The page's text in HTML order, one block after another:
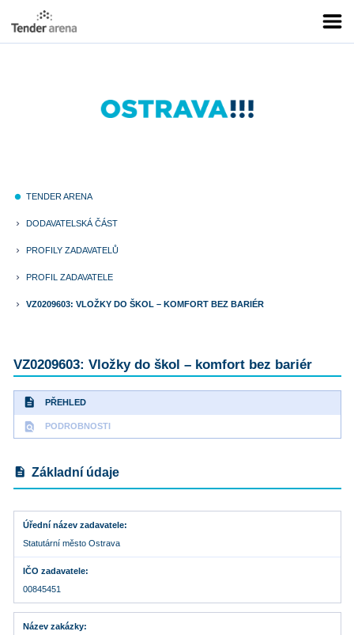
fiber_manual_record TENDER ARENA
keyboard_arrow_right DODAVATELSKÁ ČÁST
keyboard_arrow_right PROFILY ZADAVATELŮ
keyboard_arrow_right PROFIL ZADAVATELE
keyboard_arrow_right VZ0209603: VLOŽKY DO ŠKOL – KOMFORT BEZ BARIÉR
VZ0209603: Vložky do škol – komfort bez bariér
description PŘEHLED
find_in_page PODROBNOSTI
description Základní údaje
Úřední název zadavatele
Statutární město Ostrava
IČO zadavatele
00845451
Název zakázky